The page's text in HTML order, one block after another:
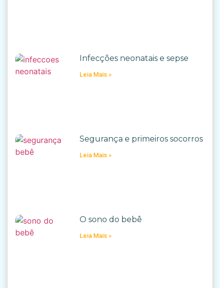
Infecções neonatais e sepse
Leia Mais »
Segurança e primeiros socorros
Leia Mais »
O sono do bebê
Leia Mais »